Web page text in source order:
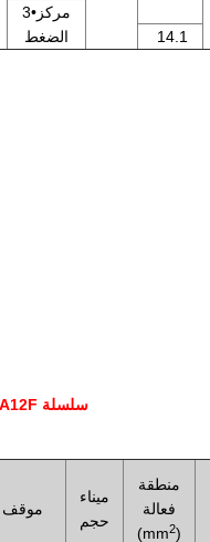
3•مركز
الضغط
14.1
A12F سلسلة
موقف
ميناء
حجم
منطقة
فعالة
(mm2)